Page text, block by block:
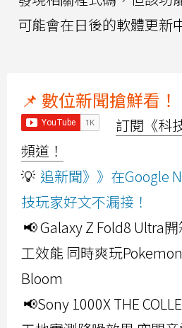
可能會在日後的軟體更新
📌 數位新聞搶鮮看！
訂閱《科
頻道！
💡 追新聞》》在Google
技玩家好文不漏接！
📢 Galaxy Z Fold8 Ultra
工效能 同時爽玩
Bloom
📢Sony 1000X THE